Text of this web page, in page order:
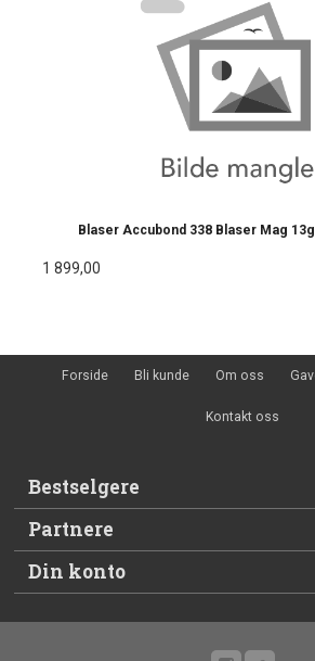
Blaser Accubond 338 Blaser Mag
1 899,00
Forside Bli kunde Om oss
Kontakt oss
Bestselgere
Partnere
Din konto